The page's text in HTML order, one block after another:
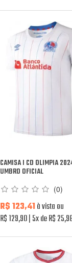
CAMISA I CD OLIMPIA
UMBRO OFICIAL
(0)
R$ 123,41à vista ou
R$ 129,90 5x de R$